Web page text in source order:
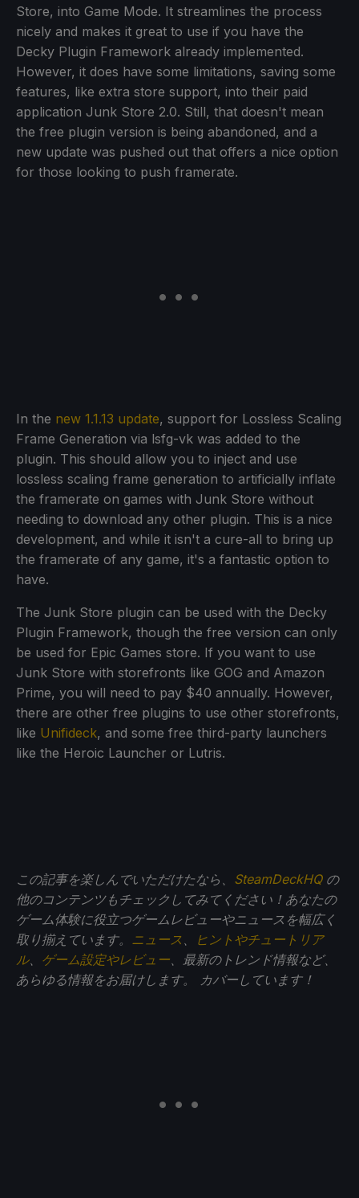
Store, into Game Mode. It streamlines the process
nicely and makes it great to use if you have the
Decky Plugin Framework already implemented.
However, it does have some limitations, saving some
features, like extra store support, into their paid
application Junk Store 2.0. Still, that doesn't mean
the free plugin version is being abandoned, and a
new update was pushed out that offers a nice option
for those looking to push framerate.
In the new 1.1.13 update, support for Lossless Scaling
Frame Generation via lsfg-vk was added to the
plugin. This should allow you to inject and use
lossless scaling frame generation to artificially inflate
the framerate on games with Junk Store without
needing to download any other plugin. This is a nice
development, and while it isn't a cure-all to bring up
the framerate of any game, it's a fantastic option to
have.
The Junk Store plugin can be used with the Decky
Plugin Framework, though the free version can only
be used for Epic Games store. If you want to use
Junk Store with storefronts like GOG and Amazon
Prime, you will need to pay $40 annually. However,
there are other free plugins to use other storefronts,
like Unifideck, and some free third-party launchers
like the Heroic Launcher or Lutris.
この記事を楽しんでいただけたなら、 SteamDeckHQの
他のコンテンツもチェックしてみてください！あなたの
ゲーム体験に役立つゲームレビューやニュースを幅広く
取り揃えています。 ニュース
ヒントやチュートリア
ル、 ゲーム設定やレビュー 、最新のトレンド情報など、
あらゆる情報をお届けします。
カバーしています！